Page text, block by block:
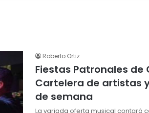
Roberto Ortiz
Fiestas Patronales de
Cartelera de artistas
de semana
La variada oferta musical contará